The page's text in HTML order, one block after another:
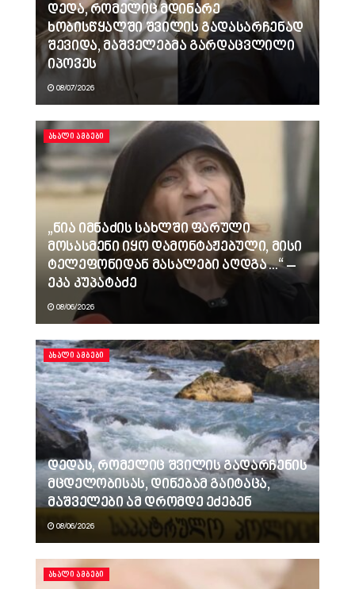
დედა, რომელიც მდინარე
ხობისწყალში შვილის გადასარჩენად
შევიდა, მაშველებმა გარდაცვლილი
იპოვეს
08/07/2026
ᲐᲮᲐᲚᲘ ᲐᲛᲑᲔᲑᲘ
„ნია იმნაძის სახლში ფარული
მოსასმენი იყო დამონტაჟებული, მისი
ტელეფონიდან მასალები აღდგა…“ –
ეკა კუპატაძე
08/06/2026
ᲐᲮᲐᲚᲘ ᲐᲛᲑᲔᲑᲘ
დედას, რომელიც შვილის გადარჩენის
მცდელობისას, დინებამ გაიტაცა,
მაშველები ამ დრომდე ეძებენ
08/06/2026
ᲐᲮᲐᲚᲘ ᲐᲛᲑᲔᲑᲘ